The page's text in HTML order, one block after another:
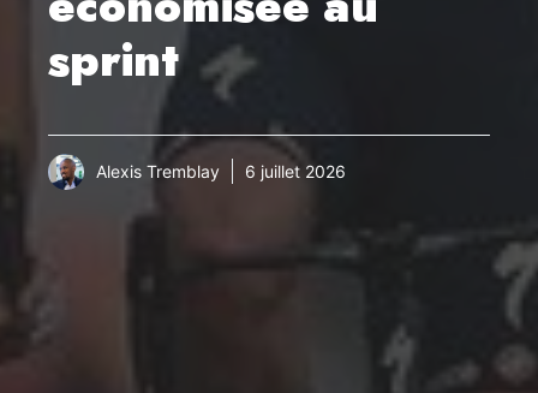
sprint
Alexis Tremblay 6 juillet 2026